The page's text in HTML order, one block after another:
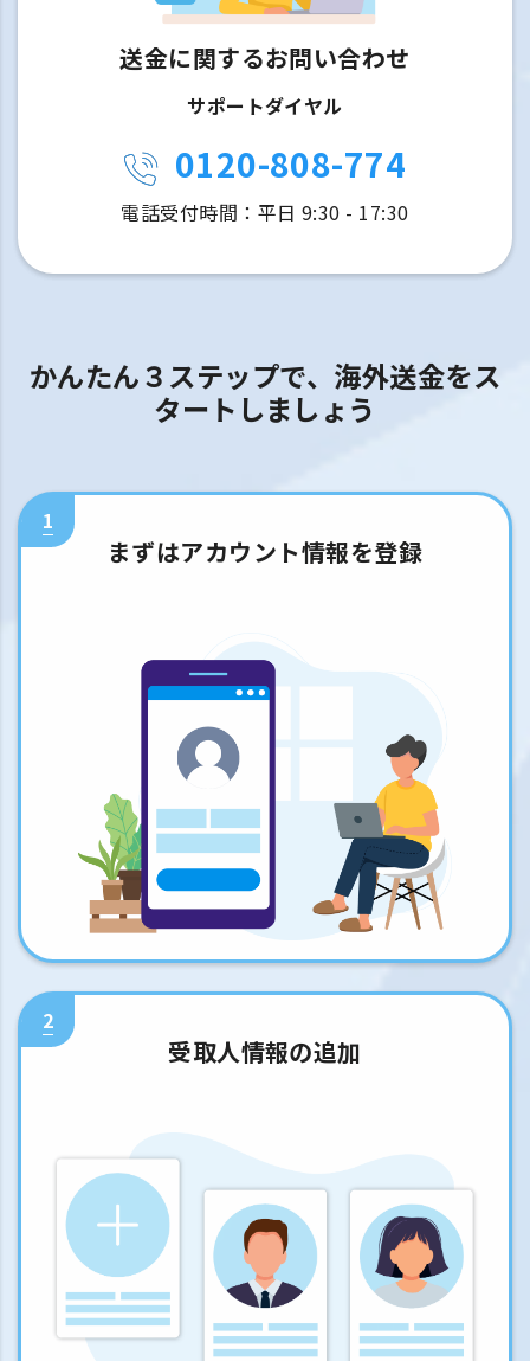
送金に関するお問い合わせ
サポートダイヤル
0120-808-774
電話受付時間：平日 9:30 - 17:30
かんたん３ステップで、海外送金をス
タートしましょう
1
まずはアカウント情報を登録
2
受取人情報の追加